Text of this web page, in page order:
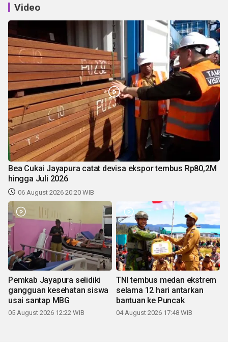
Video
Bea Cukai Jayapura catat devisa ekspor tembus Rp80,2M
hingga Juli 2026
06 August 2026 20:20 WIB
Pemkab Jayapura selidiki
gangguan kesehatan siswa
usai santap MBG
05 August 2026 12:22 WIB
TNI tembus medan ekstrem
selama 12 hari antarkan
bantuan ke Puncak
04 August 2026 17:48 WIB